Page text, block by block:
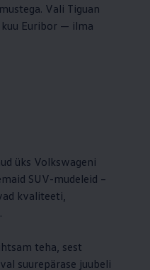
Vali Tiguan
Euribor — ilma
üks Volkswageni
SUV-mudeleid –
kvaliteeti,
teha, sest
suurepärase juubeli